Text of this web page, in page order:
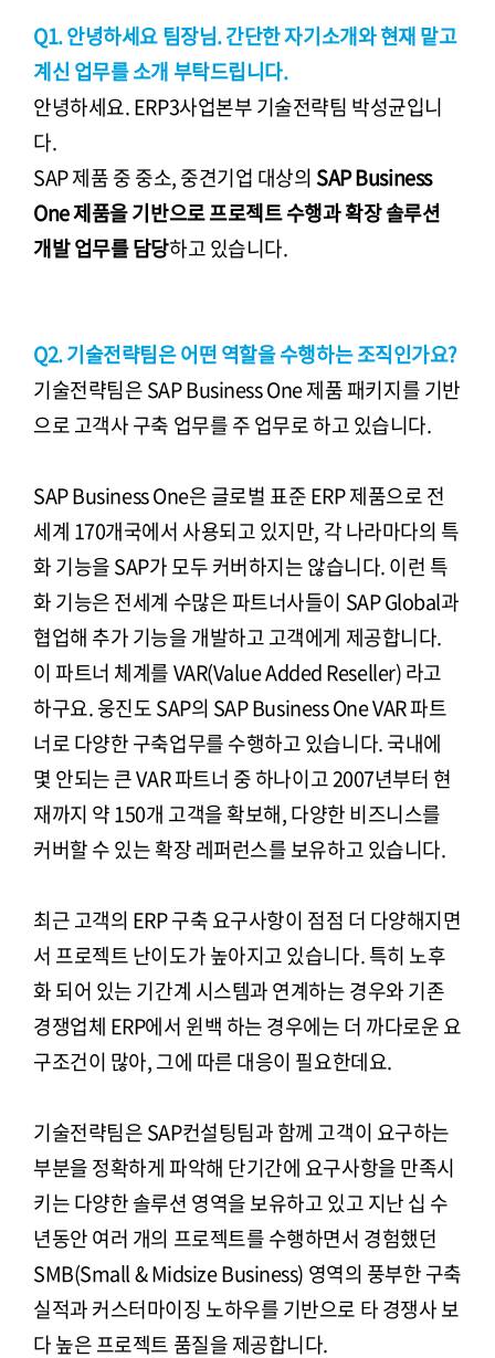
Q1. 안녕하세요 팀장님. 간단한 자기소개와 현재 맡고
계신 업무를 소개 부탁드립니다.
안녕하세요. ERP3사업본부 기술전략팀 박성균입니
다.
SAP 제품 중 중소, 중견기업 대상의 SAP Business
One 제품을 기반으로 프로젝트 수행과 확장 솔루션
개발 업무를 담당하고 있습니다.
Q2. 기술전략팀은 어떤 역할을 수행하는 조직인가요?
기술전략팀은 SAP Business One 제품 패키지를 기반
으로 고객사 구축 업무를 주 업무로 하고 있습니다.
SAP Business One은 글로벌 표준 ERP 제품으로 전
세계 170개국에서 사용되고 있지만, 각 나라마다의 특
화 기능을 SAP가 모두 커버하지는 않습니다. 이런 특
화 기능은 전세계 수많은 파트너사들이 SAP Global과
협업해 추가 기능을 개발하고 고객에게 제공합니다.
이 파트너 체계를 VAR(Value Added Reseller) 라고
하구요. 웅진도 SAP의 SAP Business One VAR 파트
너로 다양한 구축업무를 수행하고 있습니다. 국내에
몇 안되는 큰 VAR 파트너 중 하나이고 2007년부터 현
재까지 약 150개 고객을 확보해, 다양한 비즈니스를
커버할 수 있는 확장 레퍼런스를 보유하고 있습니다.
최근 고객의 ERP 구축 요구사항이 점점 더 다양해지면
서 프로젝트 난이도가 높아지고 있습니다. 특히 노후
화 되어 있는 기간계 시스템과 연계하는 경우와 기존
경쟁업체 ERP에서 윈백 하는 경우에는 더 까다로운 요
구조건이 많아, 그에 따른 대응이 필요한데요.
기술전략팀은 SAP컨설팅팀과 함께 고객이 요구하는
부분을 정확하게 파악해 단기간에 요구사항을 만족시
키는 다양한 솔루션 영역을 보유하고 있고 지난 십 수
년동안 여러 개의 프로젝트를 수행하면서 경험했던
SMB(Small & Midsize Business) 영역의 풍부한 구축
실적과 커스터마이징 노하우를 기반으로 타 경쟁사 보
다 높은 프로젝트 품질을 제공합니다.